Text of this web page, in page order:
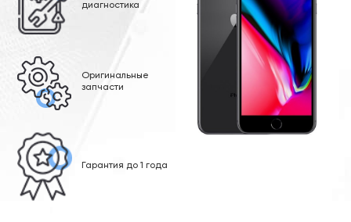
диагностика
Оригинальные
запчасти
Гарантия до 1 года